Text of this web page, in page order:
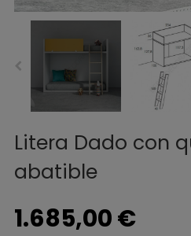
Litera Dado con
abatible
1.685,00 €